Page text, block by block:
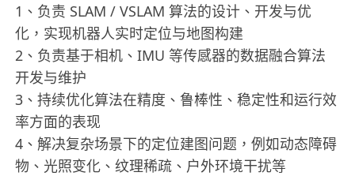
1、负责 SLAM / VSLAM 算法的设计、开发与优
化，实现机器人实时定位与地图构建
2、负责基于相机、IMU 等传感器的数据融合算法
开发与维护
3、持续优化算法在精度、鲁棒性、稳定性和运行效
率方面的表现
4、解决复杂场景下的定位建图问题，例如动态障碍
物、光照变化、纹理稀疏、户外环境干扰等